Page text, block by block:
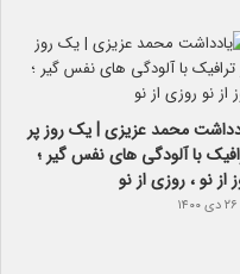
محمد عزیزی | یک روز پر
با آلودگی های نفس گیر ؛
از نو ، روزی از نو
۲۶ دی ۱۴۰۰